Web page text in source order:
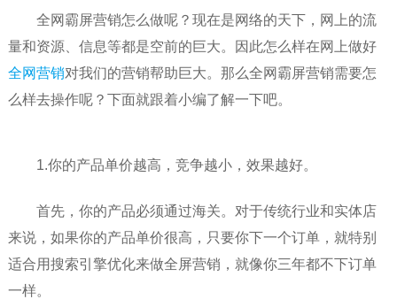
全网霸屏营销怎么做呢？现在是网络的天下，网上的流
量和资源、信息等都是空前的巨大。因此怎么样在网上做好
全网营销对我们的营销帮助巨大。那么全网霸屏营销需要怎
么样去操作呢？下面就跟着小编了解一下吧。
1.你的产品单价越高，竞争越小，效果越好。
首先，你的产品必须通过海关。对于传统行业和实体店
来说，如果你的产品单价很高，只要你下一个订单，就特别
适合用搜索引擎优化来做全屏营销，就像你三年都不下订单
一样。